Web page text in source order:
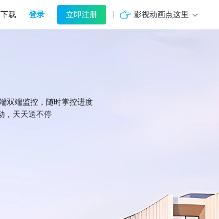
下载 登录 立即注册 影视动画点这里
双端监控，随时掌控进度
，天天送不停